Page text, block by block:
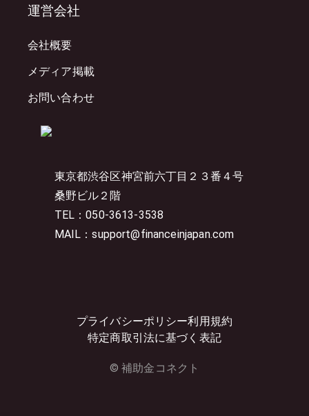
東京都渋谷区神宮前六丁目２３番４号
桑野ビル２階
TEL：050-3613-3538
MAIL：support@financeinjapan.com
プライバシーポリシー利用規約
特定商取引法に基づく表記
© 補助金コネクト
運営会社
会社概要
メディア掲載
お問い合わせ